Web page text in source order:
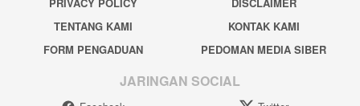
TENTANG KAMI
KONTAK KAMI
FORM PENGADUAN
PEDOMAN MEDIA SIBER
JARINGAN SOCIAL